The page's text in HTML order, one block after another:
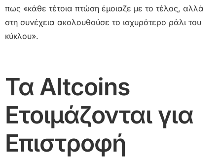
πως «κάθε τέτοια πτώση έμοιαζε με το τέλος, αλλά
στη συνέχεια ακολουθούσε το ισχυρότερο ράλι του
κύκλου».
Τα Altcoins
Ετοιμάζονται για
Επιστροφή